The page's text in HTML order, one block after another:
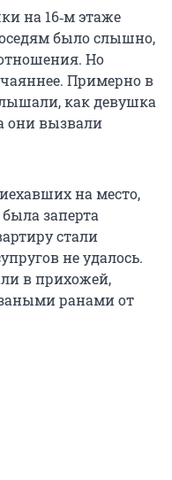
на 16‑м этаже
было слышно,
Но
Примерно в
как девушка
они вызвали
на место,
заперта
стали
не удалось.
в прихожей,
ранами от